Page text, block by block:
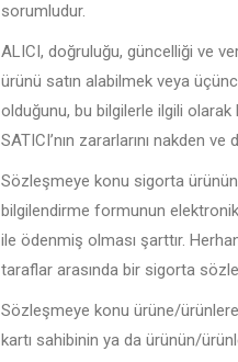
sorumludur.
ALICI, doğruluğu, güncelliği ve
ürünü satın alabilmek veya
olduğunu, bu bilgilerle ilgili olarak
SATICI’nın zararlarını nakden
Sözleşmeye konu sigorta
bilgilendirme formunun
ile ödenmiş olması şarttır.
taraflar arasında bir sigorta
Sözleşmeye konu ürüne/
kartı sahibinin ya da ürünün/